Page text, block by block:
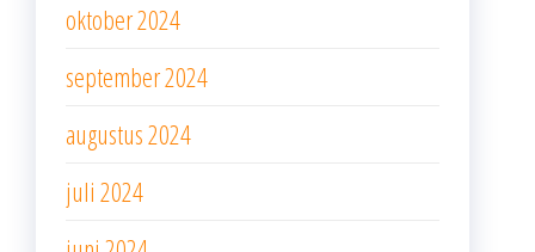
oktober 2024
september 2024
augustus 2024
juli 2024